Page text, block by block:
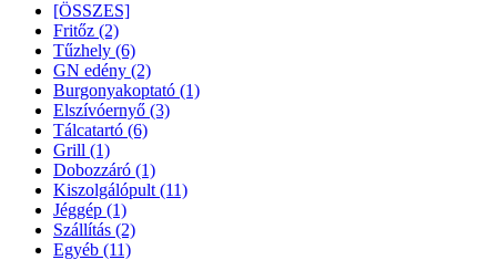
[ÖSSZES]
Fritőz (2)
Tűzhely (6)
GN edény (2)
Burgonyakoptató (1)
Elszívóernyő (3)
Tálcatartó (6)
Grill (1)
Dobozzáró (1)
Kiszolgálópult (11)
Jéggép (1)
Szállítás (2)
Egyéb (11)